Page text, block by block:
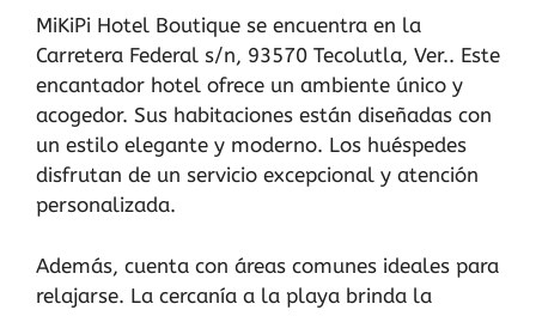
MiKiPi Hotel Boutique se encuentra en la
Carretera Federal s/n, 93570 Tecolutla, Ver.. Este
encantador hotel ofrece un ambiente único y
acogedor. Sus habitaciones están diseñadas con
un estilo elegante y moderno. Los huéspedes
disfrutan de un servicio excepcional y atención
personalizada.
Además, cuenta con áreas comunes ideales para
relajarse. La cercanía a la playa brinda la